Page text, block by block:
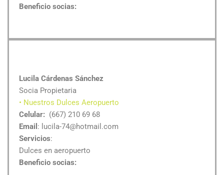
Beneficio socias:
Lucila Cárdenas Sánchez
Socia Propietaria
• Nuestros Dulces Aeropuerto
Celular: (667) 210 69 68
Email : lucila-74@hotmail.com
Servicios:
Dulces en aeropuerto
Beneficio socias: